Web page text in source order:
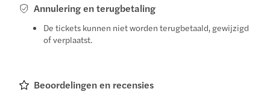
Annulering en terugbetaling
De tickets kunnen niet worden terugbetaald, gewijzigd
of verplaatst.
Beoordelingen en recensies